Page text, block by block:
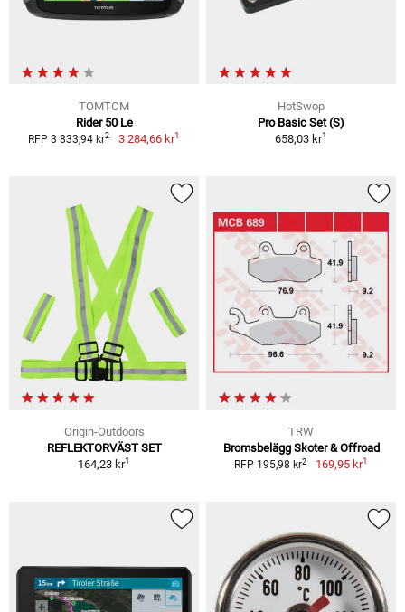
TOMTOM
Rider 50 Le
RFP 3 833,94 kr2 3 284,66 kr1
HotSwop
Pro Basic Set (S)
658,03 kr1
Origin-Outdoors
REFLEKTORVÄST SET
164,23 kr1
TRW
Bromsbelägg Skoter & Offroad
RFP 195,98 kr2 169,95 kr1